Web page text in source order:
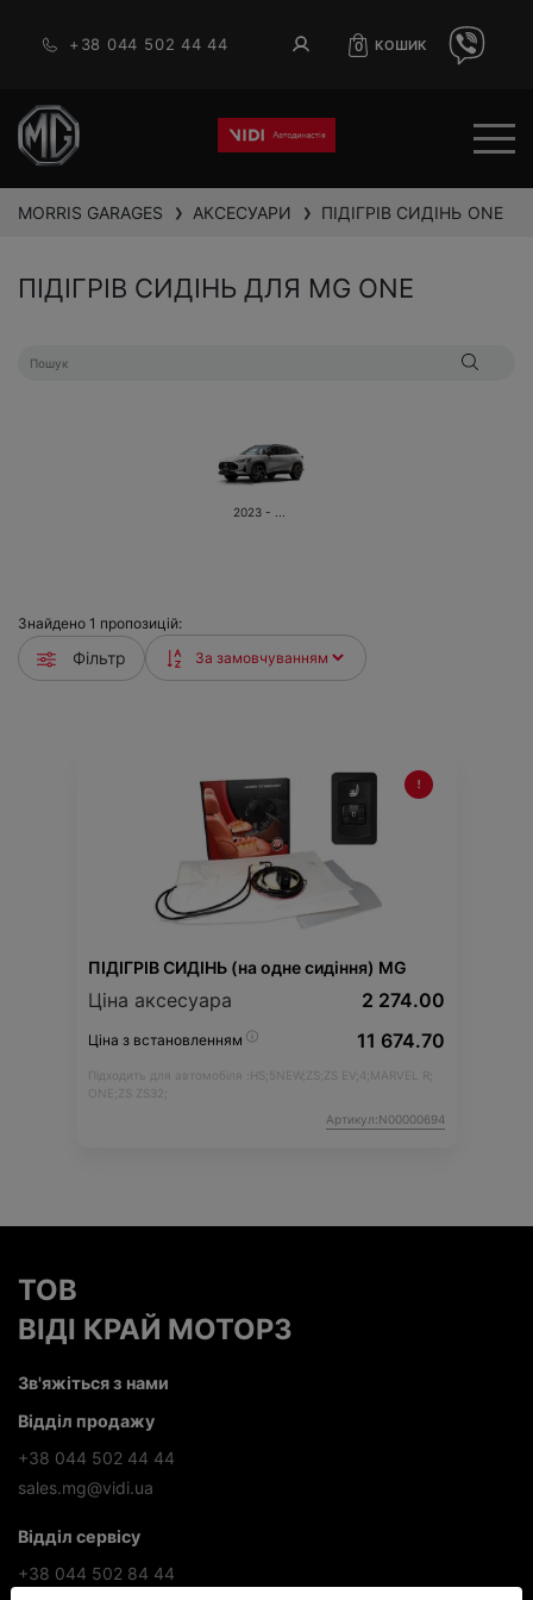
+38 044 502 44 44 0 КОШИК
MORRIS GARAGES ❯ АКСЕСУАРИ ❯ ПІДІГРІВ СИДІНЬ ONE
ПІДІГРІВ СИДІНЬ ДЛЯ MG ONE
2023 - ...
Знайдено 1 пропозицій:
Фільтр
ПІДІГРІВ СИДІНЬ (на одне сидіння) MG
Ціна аксесуара 2 274.00
Ціна з встановленням 11 674.70
Підходить для автомобіля :HS;5NEW; ZS; ZS EV; 4;MARVEL R;
ONE; ZS ZS32;
Артикул:N00000694
ТОВ
ВІДІ КРАЙ МОТОРЗ
Зв'яжіться з нами
Відділ продажу
+38 044 502 44 44
sales.mg@vidi.ua
Відділ сервісу
+38 044 502 84 44